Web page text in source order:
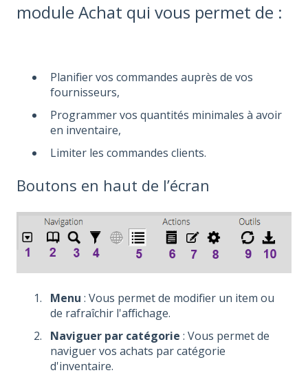
module Achat qui vous permet de :
Planifier vos commandes auprès de vos
fournisseurs,
Programmer vos quantités minimales à avoir
en inventaire,
Limiter les commandes clients.
Boutons en haut de l’écran
Menu : Vous permet de modifier un item ou
de rafraîchir l'affichage.
Naviguer par catégorie : Vous permet de
naviguer vos achats par catégorie
d'inventaire.